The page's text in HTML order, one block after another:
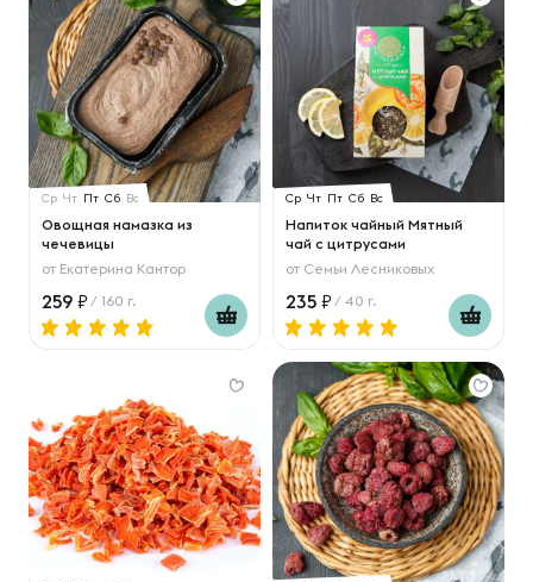
Ср Чт Пт Сб Вс
Овощная намазка из
чечевицы
от Екатерина Кантор
259 / 160 г.
Ср Чт Пт Сб Вс
Напиток чайный Мятный
чай с цитрусами
от Семьи Лесниковых
235 / 40 г.